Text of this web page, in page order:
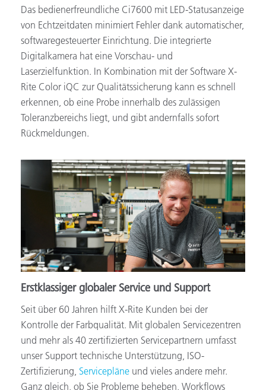
Das bedienerfreundliche Ci7600 mit LED-Statusanzeige
von Echtzeitdaten minimiert Fehler dank automatischer,
softwaregesteuerter Einrichtung. Die integrierte
Digitalkamera hat eine Vorschau- und
Laserzielfunktion. In Kombination mit der Software X-
Rite Color iQC zur Qualitätssicherung kann es schnell
erkennen, ob eine Probe innerhalb des zulässigen
Toleranzbereichs liegt, und gibt andernfalls sofort
Rückmeldungen.
Erstklassiger globaler Service und Support
Seit über 60 Jahren hilft X-Rite Kunden bei der
Kontrolle der Farbqualität. Mit globalen Servicezentren
und mehr als 40 zertifizierten Servicepartnern umfasst
unser Support technische Unterstützung, ISO-
Zertifizierung, Servicepläne und vieles andere mehr.
Ganz gleich, ob Sie Probleme beheben, Workflows